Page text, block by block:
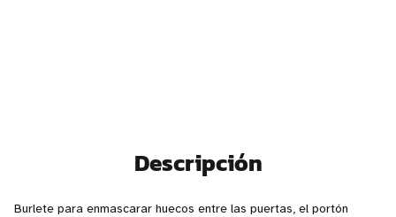
Descripción
Burlete para enmascarar huecos entre las puertas, el portón